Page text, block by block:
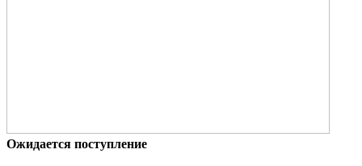
Ожидается поступление